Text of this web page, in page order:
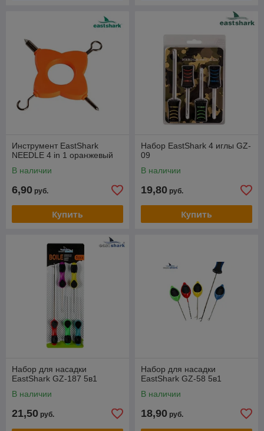
Инструмент EastShark
NEEDLE 4 in 1 оранжевый
В наличии
6,90 руб.
Купить
Набор EastShark 4 иглы GZ-
09
В наличии
19,80 руб.
Купить
Набор для насадки
EastShark GZ-187 5в1
В наличии
21,50 руб.
Набор для насадки
EastShark GZ-58 5в1
В наличии
18,90 руб.